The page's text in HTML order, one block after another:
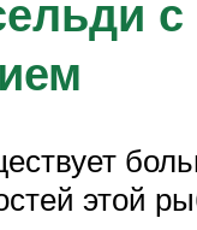
с
этой